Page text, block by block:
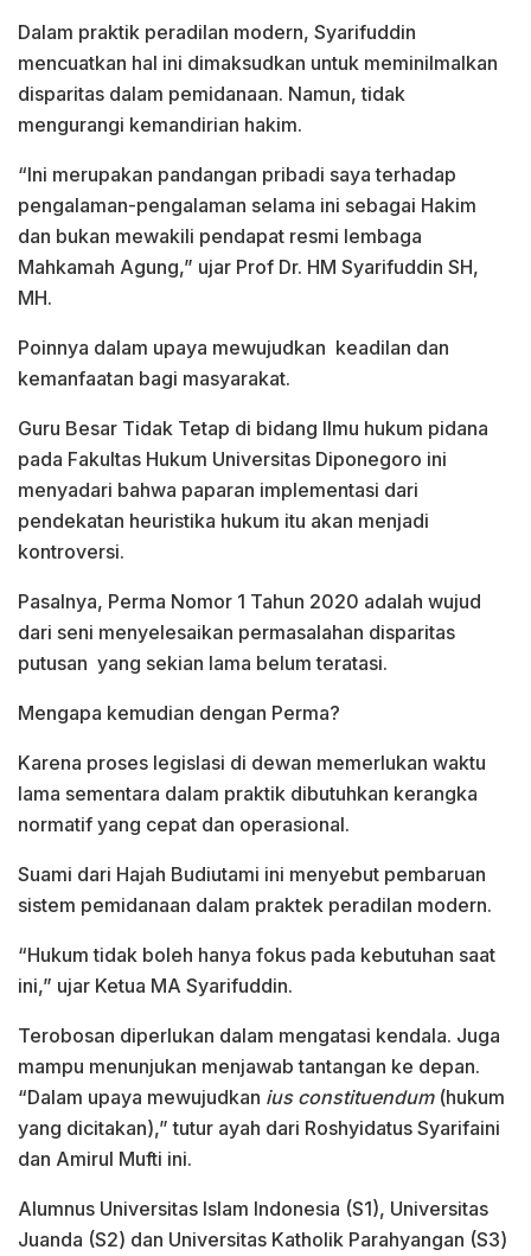
Dalam praktik peradilan modern, Syarifuddin
mencuatkan hal ini dimaksudkan untuk meminilmalkan
disparitas dalam pemidanaan. Namun, tidak
mengurangi kemandirian hakim.
“Ini merupakan pandangan pribadi saya terhadap
pengalaman-pengalaman selama ini sebagai Hakim
dan bukan mewakili pendapat resmi lembaga
Mahkamah Agung,” ujar Prof Dr. HM Syarifuddin SH,
MH.
Poinnya dalam upaya mewujudkan keadilan dan
kemanfaatan bagi masyarakat.
Guru Besar Tidak Tetap di bidang Ilmu hukum pidana
pada Fakultas Hukum Universitas Diponegoro ini
menyadari bahwa paparan implementasi dari
pendekatan heuristika hukum itu akan menjadi
kontroversi.
Pasalnya, Perma Nomor 1 Tahun 2020 adalah wujud
dari seni menyelesaikan permasalahan disparitas
putusan yang sekian lama belum teratasi.
Mengapa kemudian dengan Perma?
Karena proses legislasi di dewan memerlukan waktu
lama sementara dalam praktik dibutuhkan kerangka
normatif yang cepat dan operasional.
Suami dari Hajah Budiutami ini menyebut pembaruan
sistem pemidanaan dalam praktek peradilan modern.
“Hukum tidak boleh hanya fokus pada kebutuhan saat
ini,” ujar Ketua MA Syarifuddin.
Terobosan diperlukan dalam mengatasi kendala. Juga
mampu menunjukan menjawab tantangan ke depan.
“Dalam upaya mewujudkan ius constituendum (hukum
yang dicitakan),” tutur ayah dari Roshyidatus Syarifaini
dan Amirul Mufti ini.
Alumnus Universitas Islam Indonesia (S1), Universitas
Juanda (S2) dan Universitas Katholik Parahyangan (S3)